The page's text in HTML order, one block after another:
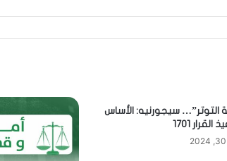
التوتر”… سيجورنيه: الأساس
1701